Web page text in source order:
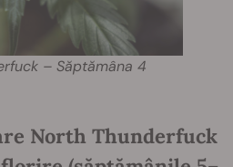
– Săptămâna 4
North Thunderfuck